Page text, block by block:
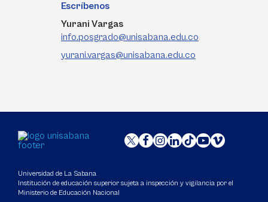
Escríbenos
Yurani Vargas
info.posgrado@unisabana.edu.co
yurani.vargas@unisabana.edu.co
Universidad de La Sabana
Institución de educación superior sujeta a inspección y vigilancia por el
Ministerio de Educación Nacional